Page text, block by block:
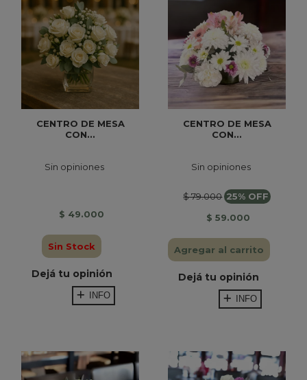
CENTRO DE MESA
CON...
Sin opiniones
$ 49.000
Sin Stock
Dejá tu opinión
INFO
CENTRO DE MESA
CON...
Sin opiniones
$ 79.000 25% OFF
$ 59.000
Agregar al carrito
Dejá tu opinión
INFO